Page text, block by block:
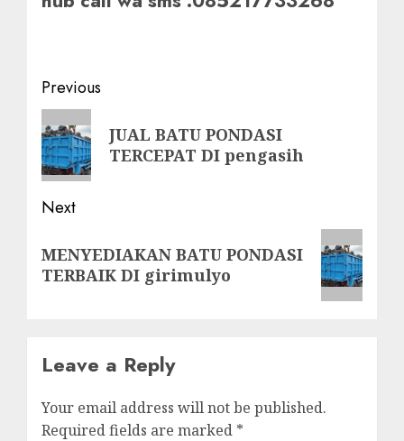
Post
navigation
Previous
Previous
post:
JUAL BATU PONDASI
TERCEPAT DI pengasih
Next
post:
MENYEDIAKAN BATU PONDASI
TERBAIK DI girimulyo
Leave a Reply
Your email address will not be published.
Required fields are marked *